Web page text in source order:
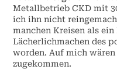
Metallbetrieb CKD mit
ich ihn nicht
manchen Kreisen als
Lächerlichmachen des
worden. Auf mich
zugekommen.